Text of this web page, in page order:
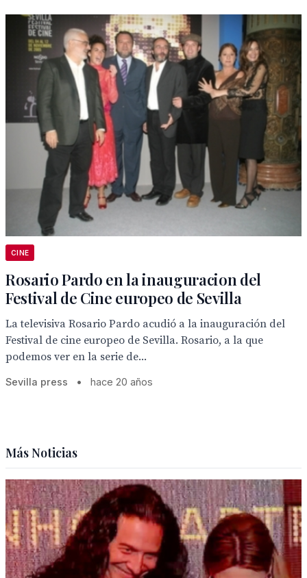
CINE
Rosario Pardo en la inauguracion del
Festival de Cine europeo de Sevilla
La televisiva Rosario Pardo acudió a la inauguración del
Festival de cine europeo de Sevilla. Rosario, a la que
podemos ver en la serie de...
Sevilla press • hace 20 años
Más Noticias